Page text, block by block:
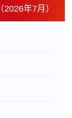
年7月）